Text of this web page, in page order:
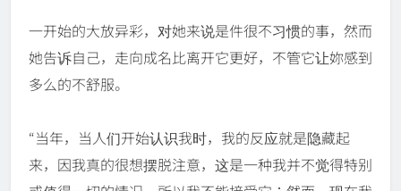
一开始的大放异彩，对她来说是件很不习惯的事，然而
她告诉自己，走向成名比离开它更好，不管它让妳感到
多么的不舒服。
“当年，当人们开始认识我时，我的反应就是隐藏起
来，因我真的很想摆脱注意，这是一种我并不觉得特别